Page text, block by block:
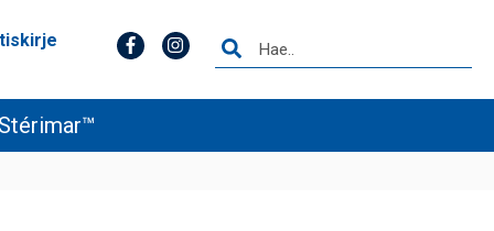
Stérimar™